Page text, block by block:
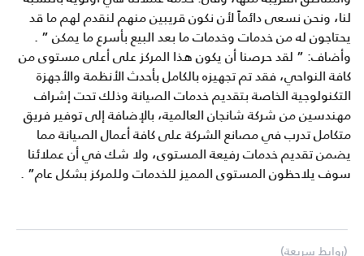
لنا، ونحن نسعى دائماً لأن نكون قريبين منهم لنقدم لهم ما قد
يحتاجون له من خدمات وخدمات ما بعد البيع بأسرع ما يمكن ” .
وأضاف: ” لقد حرصنا أن يكون هذا المركز على أعلى مستوى من
كافة النواحي، فقد تم تجهيزه بالكامل بأحدث الأنظمة والأجهزة
التكنولوجية الخاصة بتقديم خدمات الصيانة وذلك تحت إشراف
مهندسين من شركة شانجان العالمية، بالإضافة إلى توفير فريق
متكامل تدرب في مصانع الشركة على كافة أعمال الصيانة مما
يضمن تقديم خدمات رفيعة المستوى، ولا شك في أن عملائنا
سوف يلاحظون المستوى المميز للخدمات وللمركز بشكل عام” .
(روابط سريعة)